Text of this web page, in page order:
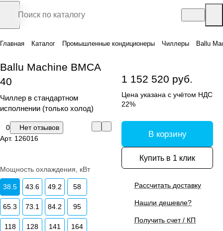
Главная Каталог Промышленные кондиционеры Чиллеры Ballu
Ballu Machine BMCA
40
Чиллер в стандартном
исполнении (только холод)
0
Нет отзывов
Арт. 126016
Мощность охлаждения, кВт
38.5 43.6 49.2 58
65.3 73.1 84.2 95
118 128 141 164
1 152 520 руб.
Цена указана с учётом НДС
22%
В корзину
Купить в 1 клик
Рассчитать доставку
Нашли дешевле?
Получить счет / КП